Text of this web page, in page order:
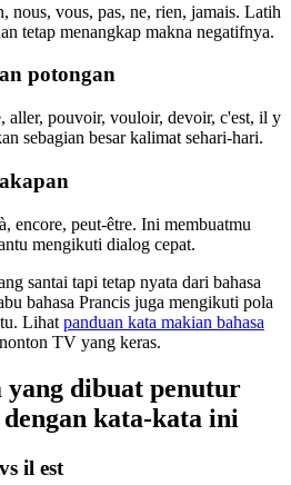
nous, vous, pas, ne, rien, jamais. Latih
tetap menangkap makna negatifnya.
potongan
aller, pouvoir, vouloir, devoir, c'est, il y
sebagian besar kalimat sehari-hari.
encore, peut-être. Ini membuatmu
mengikuti dialog cepat.
santai tapi tetap nyata dari bahasa
bahasa Prancis juga mengikuti pola
Lihat panduan kata makian bahasa
TV yang keras.
yang dibuat penutur
dengan kata-kata ini
il est